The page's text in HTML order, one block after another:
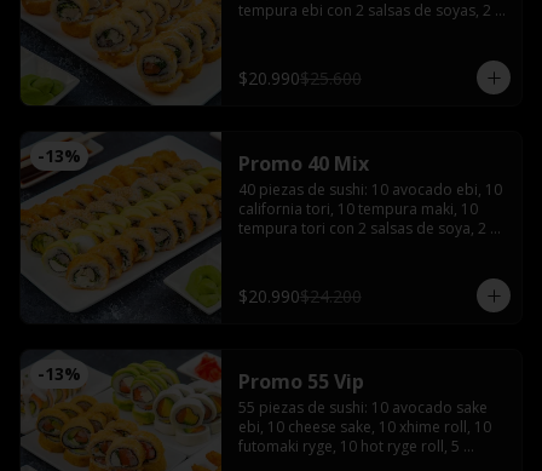
tempura ebi con 2 salsas de soyas, 2
$20.990$25.600
-13% Promo 40 Mix
40 piezas de sushi: 10 avocado ebi, 10
california tori, 10 tempura maki, 10
tempura tori con 2 salsas de soya, 2
$20.990$24.200
-13% Promo 55 Vip
55 piezas de sushi: 10 avocado sake
ebi, 10 cheese sake, 10 xhime roll, 10
futomaki ryge, 10 hot ryge roll, 5